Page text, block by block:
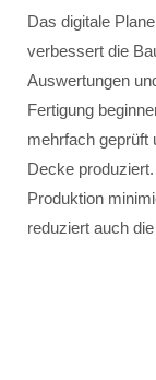
Das digitale
verbessert die
Auswertungen
Fertigung
mehrfach geprüft
Decke
Produktion
reduziert auch